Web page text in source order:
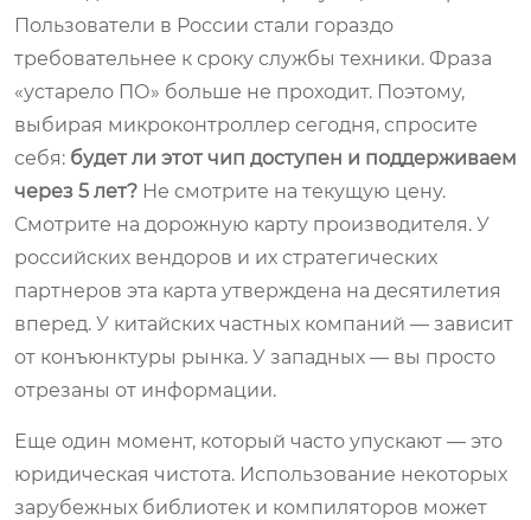
Пользователи в России стали гораздо
требовательнее к сроку службы техники. Фраза
«устарело ПО» больше не проходит. Поэтому,
выбирая микроконтроллер сегодня, спросите
себя: будет ли этот чип доступен и поддерживаем
через 5 лет? Не смотрите на текущую цену.
Смотрите на дорожную карту производителя. У
российских вендоров и их стратегических
партнеров эта карта утверждена на десятилетия
вперед. У китайских частных компаний — зависит
от конъюнктуры рынка. У западных — вы просто
отрезаны от информации.
Еще один момент, который часто упускают — это
юридическая чистота. Использование некоторых
зарубежных библиотек и компиляторов может